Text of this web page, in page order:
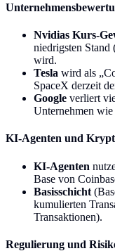
Nvidias Kurs-
niedrigsten
wird.
Tesla wird als
SpaceX derzeit
Google verliert
Unternehmen wie
KI-Agenten und
KI-Agenten
Base von
Basisschicht
kumulierten
Transaktionen).
Regulierung und